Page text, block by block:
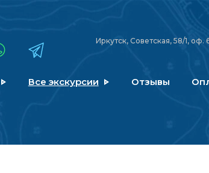
Иркутск, Советская, 58/1, оф.
Все экскурсии Отзывы